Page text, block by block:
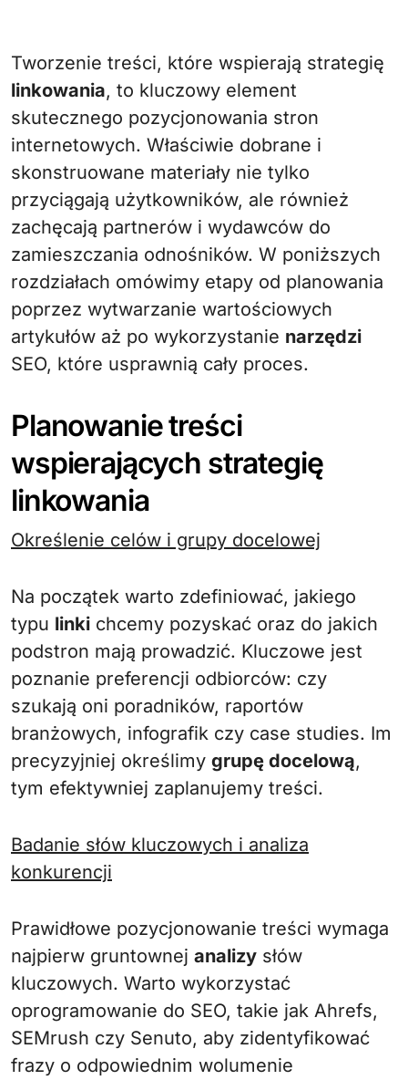
Tworzenie treści, które wspierają strategię
linkowania, to kluczowy element
skutecznego pozycjonowania stron
internetowych. Właściwie dobrane i
skonstruowane materiały nie tylko
przyciągają użytkowników, ale również
zachęcają partnerów i wydawców do
zamieszczania odnośników. W poniższych
rozdziałach omówimy etapy od planowania
poprzez wytwarzanie wartościowych
artykułów aż po wykorzystanie narzędzi
SEO, które usprawnią cały proces.
Planowanie treści
wspierających strategię
linkowania
Określenie celów i grupy docelowej
Na początek warto zdefiniować, jakiego
typu linki chcemy pozyskać oraz do jakich
podstron mają prowadzić. Kluczowe jest
poznanie preferencji odbiorców: czy
szukają oni poradników, raportów
branżowych, infografik czy case studies. Im
precyzyjniej określimy grupę docelową,
tym efektywniej zaplanujemy treści.
Badanie słów kluczowych i analiza
konkurencji
Prawidłowe pozycjonowanie treści wymaga
najpierw gruntownej analizy słów
kluczowych. Warto wykorzystać
oprogramowanie do SEO, takie jak Ahrefs,
SEMrush czy Senuto, aby zidentyfikować
frazy o odpowiednim wolumenie